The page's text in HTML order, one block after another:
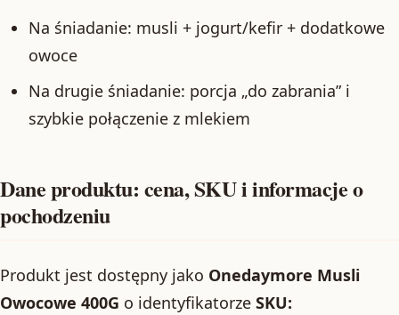
Na śniadanie: musli + jogurt/kefir + dodatkowe
owoce
Na drugie śniadanie: porcja „do zabrania” i
szybkie połączenie z mlekiem
Dane produktu: cena, SKU i informacje o
pochodzeniu
Produkt jest dostępny jako Onedaymore Musli
Owocowe 400G o identyfikatorze SKU: